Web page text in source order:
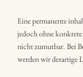
Eine permanente
jedoch ohne
nicht zumutbar. Bei
werden wir derartige